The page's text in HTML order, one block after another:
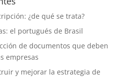
¿de qué se trata?
el portugués de Brasil
de documentos que deben
empresas
y mejorar la estrategia de